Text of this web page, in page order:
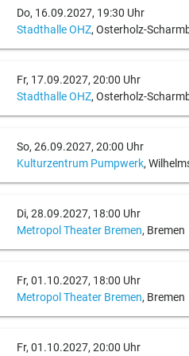
Do, 16.09.2027, 19:30 Uhr
Stadthalle OHZ, Osterholz-
Fr, 17.09.2027, 20:00 Uhr
Stadthalle OHZ, Osterholz-
So, 26.09.2027, 20:00 Uhr
Kulturzentrum Pumpwerk,
Di, 28.09.2027, 18:00 Uhr
Metropol Theater Bremen, Bremen
Fr, 01.10.2027, 18:00 Uhr
Metropol Theater Bremen, Bremen
Fr, 01.10.2027, 20:00 Uhr